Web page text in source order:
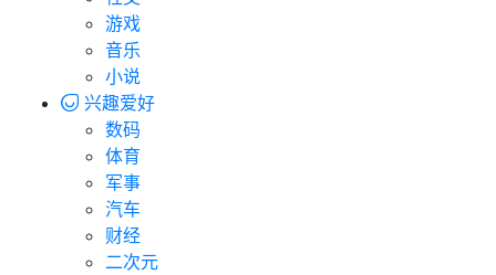
游戏
音乐
小说
兴趣爱好
数码
体育
军事
汽车
财经
二次元